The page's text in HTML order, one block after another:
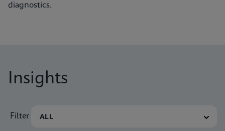
diagnostics.
Insights
Filter